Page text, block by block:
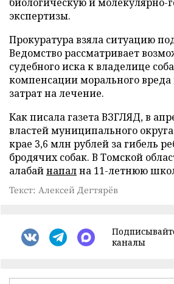
экспертизы.
Прокуратура взяла ситуацию
Ведомство рассматривает
судебного иска к владелице
компенсации морального
затрат на лечение.
Как писала газета ВЗГЛЯД, в
властей муниципального
крае 3,6 млн рублей за гибель
бродячих собак. В Томской
алабайнапална 11-летнюю
Текст: Алексей Дегтярёв
каналы